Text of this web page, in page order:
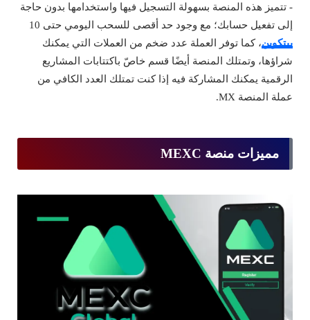
- تتميز هذه المنصة بسهولة التسجيل فيها واستخدامها بدون حاجة
إلى تفعيل حسابك؛ مع وجود حد أقصى للسحب اليومي حتى 10
بيتكوين، كما توفر العملة عدد ضخم من العملات التي يمكنك
شراؤها، وتمتلك المنصة أيضًا قسم خاصّ باكتتابات المشاريع
الرقمية يمكنك المشاركة فيه إذا كنت تمتلك العدد الكافي من
عملة المنصة MX.
مميزات منصة MEXC